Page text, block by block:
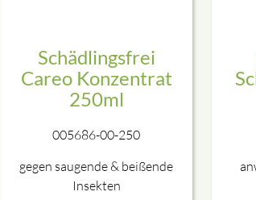
Schädlingsfrei
Careo Konzentrat
250ml
005686-00-250
gegen saugende & beißende
Insekten